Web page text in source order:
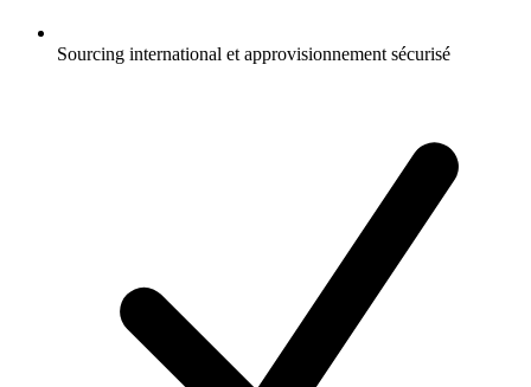
Sourcing international et approvisionnement sécurisé